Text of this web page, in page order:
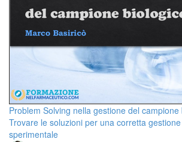
Problem Solving nella gestione del campione
Trovare le soluzioni per una corretta
sperimentale